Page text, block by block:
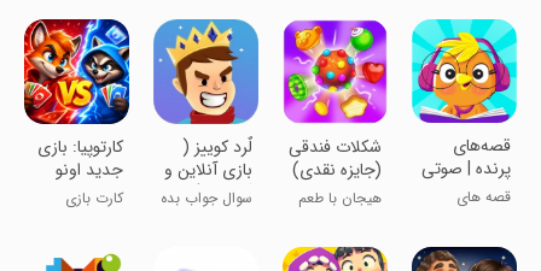
‏‏قصه‌های
پرنده | صوتی
و تصویری
قصه های
پرنده
‏‏شکلات فندقی
(جایزه نقدی)
هیجان با طعم
لٌرد کوییز (
بازی آنلاین و
گروهی )
سوال جواب بده
‏‏‏‏کارتوپیا: بازی
جدید اونو
کارت بازی